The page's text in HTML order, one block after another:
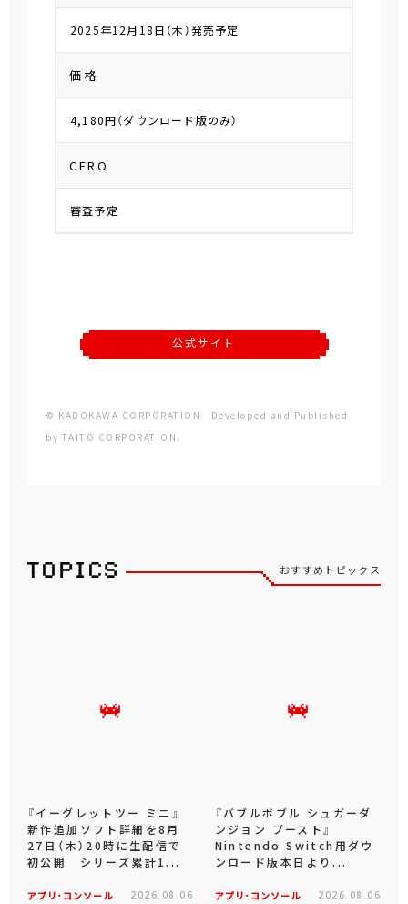
2025年12月18日（木）発売予定
価格
4,180円（ダウンロード版のみ）
CERO
審査予定
公式サイト
© KADOKAWA CORPORATION Developed and Published
by TAITO CORPORATION.
おすすめトピックス
『イーグレットツー ミニ』
新作追加ソフト詳細を8月
27日（木）20時に生配信で
初公開 シリーズ累計1...
アプリ･コンソール 2026.08.06
『バブルボブル シュガーダ
ンジョン ブースト』
Nintendo Switch用ダウ
ンロード版本日より...
アプリ･コンソール 2026.08.06